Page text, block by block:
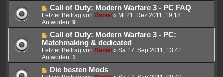
Call of Duty: Modern Warfare 3 - PC FAQ
Letzter Beitrag von Daniel « Mi 21. Dez 2011, 19:18
Antworten: 9
Call of Duty: Modern Warfare 3 - PC:
Matchmaking & dedicated
Letzter Beitrag von Daniel « Sa 17. Sep 2011, 13:41
Antworten: 1
Die besten Mods